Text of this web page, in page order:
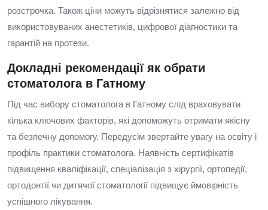
розстрочка. Також ціни можуть відрізнятися залежно від
використовуваних анестетиків, цифрової діагностики та
гарантій на протези.
Докладні рекомендації як обрати
стоматолога в Гатному
Під час вибору стоматолога в Гатному слід враховувати
кілька ключових факторів, які допоможуть отримати якісну
та безпечну допомогу. Передусім звертайте увагу на освіту і
профіль практики стоматолога. Наявність сертифікатів
підвищення кваліфікації, спеціалізація з хірургії, ортопедії,
ортодонтії чи дитячої стоматології підвищує ймовірність
успішного лікування.